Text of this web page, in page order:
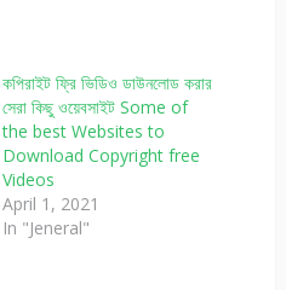
কপিরাইট ফ্রি ভিডিও ডাউনলোড করার
সেরা কিছু ওয়েবসাইট Some of
the best Websites to
Download Copyright free
Videos
April 1, 2021
In "Jeneral"